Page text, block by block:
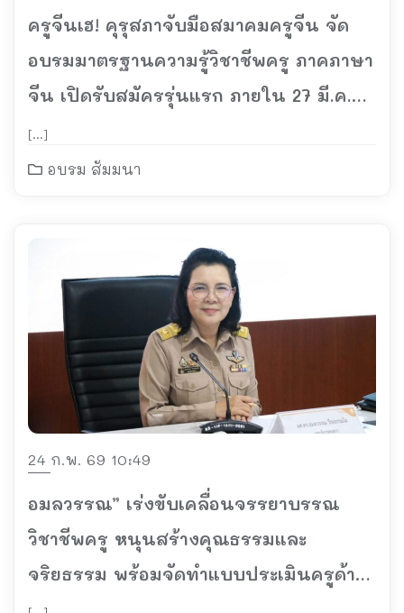
ครูจีนเฮ! คุรุสภาจับมือสมาคมครูจีน จัด
อบรมมาตรฐานความรู้วิชาชีพครู ภาคภาษา
จีน เปิดรับสมัครรุ่นแรก ภายใน 27 มี.ค.
และรุ่นต่อไปภายในเดือน เม.ย.69
[…]
อบรม สัมมนา
24 ก.พ. 69 10:49
อมลวรรณ” เร่งขับเคลื่อนจรรยาบรรณ
วิชาชีพครู หนุนสร้างคุณธรรมและ
จริยธรรม พร้อมจัดทำแบบประเมินครูด้าน